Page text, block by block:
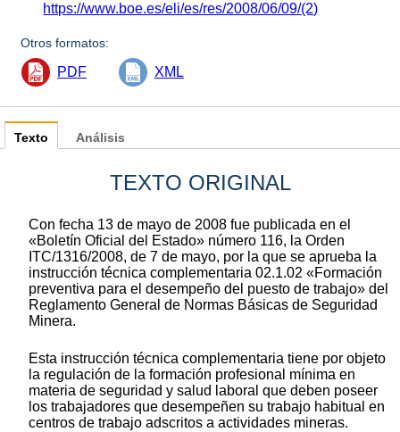
https://www.boe.es/eli/es/res/2008/06/09/(2)
Otros formatos:
PDF XML
Texto
TEXTO ORIGINAL
Con fecha 13 de mayo de 2008 fue publicada en el
«Boletín Oficial del Estado» número 116, la Orden
ITC/1316/2008, de 7 de mayo, por la que se aprueba la
instrucción técnica complementaria 02.1.02 «Formación
preventiva para el desempeño del puesto de trabajo» del
Reglamento General de Normas Básicas de Seguridad
Minera.
Esta instrucción técnica complementaria tiene por objeto
la regulación de la formación profesional mínima en
materia de seguridad y salud laboral que deben poseer
los trabajadores que desempeñen su trabajo habitual en
centros de trabajo adscritos a actividades mineras.
Análisis